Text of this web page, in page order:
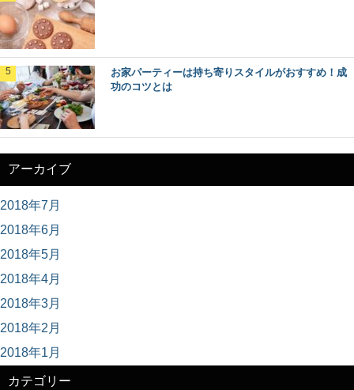
お家パーティーは持ち寄りスタイルがおすすめ！成
功のコツとは
アーカイブ
2018年7月
2018年6月
2018年5月
2018年4月
2018年3月
2018年2月
2018年1月
カテゴリー